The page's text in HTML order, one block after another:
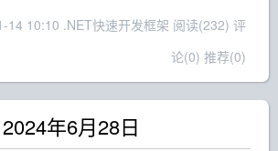
14 10:10 .NET快速开发框架 阅读(232) 评
论(0) 推荐(0)
2024年6月28日